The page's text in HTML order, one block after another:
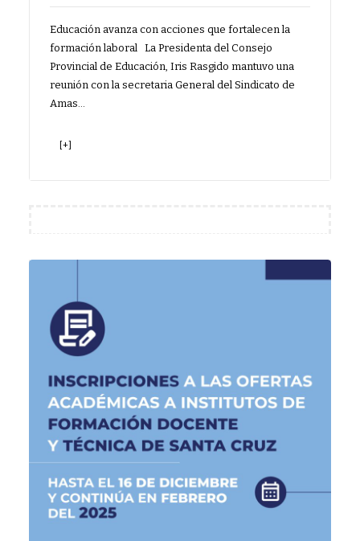
Educación avanza con acciones que fortalecen la
formación laboral La Presidenta del Consejo
Provincial de Educación, Iris Rasgido mantuvo una
reunión con la secretaria General del Sindicato de
Amas…
[+]